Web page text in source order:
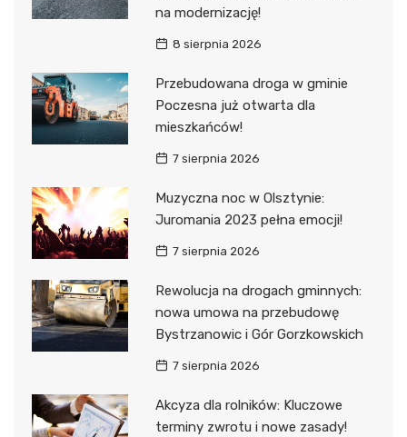
na modernizację!
8 sierpnia 2026
Przebudowana droga w gminie
Poczesna już otwarta dla
mieszkańców!
7 sierpnia 2026
Muzyczna noc w Olsztynie:
Juromania 2023 pełna emocji!
7 sierpnia 2026
Rewolucja na drogach gminnych:
nowa umowa na przebudowę
Bystrzanowic i Gór Gorzkowskich
7 sierpnia 2026
Akcyza dla rolników: Kluczowe
terminy zwrotu i nowe zasady!